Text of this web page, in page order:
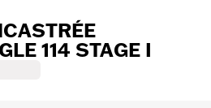
114 STAGE I